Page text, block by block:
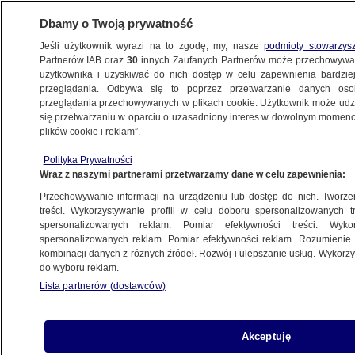
ŚWIAT
systemów wczesnego ostrzegania
przed dronami i rakietami
19.10.2022, 18:33
Udostępnij
systemów wczesnego ostrzegania przed
dronami i pociskami rakietowymi - poinformował
Dbamy o Twoją prywatność
Jeśli użytkownik wyrazi na to zgodę, my, naszepodmioty
Partnerów IAB oraz30 innych Zaufanych Partnerów może
użytkownika i uzyskiwać do nich dostęp w celu zapewnienia
przeglądania. Odbywa się to poprzez przetwarzanie danych
przeglądania przechowywanych w plikach cookie. Użytkownik może
się przetwarzaniu w oparciu o uzasadniony interes w dowolnym
plików cookie i reklam”.
Polityka Prywatności
Wraz z naszymi partnerami przetwarzamy dane w celu zapewnienia:
Przechowywanie informacji na urządzeniu lub dostęp do nich.
treści. Wykorzystywanie profili w celu doboru spersonalizowanych
spersonalizowanych reklam. Pomiar efektywności treści.
spersonalizowanych reklam. Pomiar efektywności reklam.
kombinacji danych z różnych źródeł. Rozwój i ulepszanie usług.
do wyboru reklam.
Lista partnerów (dostawców)
Akceptuję